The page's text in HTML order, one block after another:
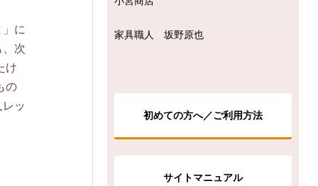
に
次
け
の
ッ
家具職人 坂野原也
初めての方へ／ご利用方法
サイトマニュアル